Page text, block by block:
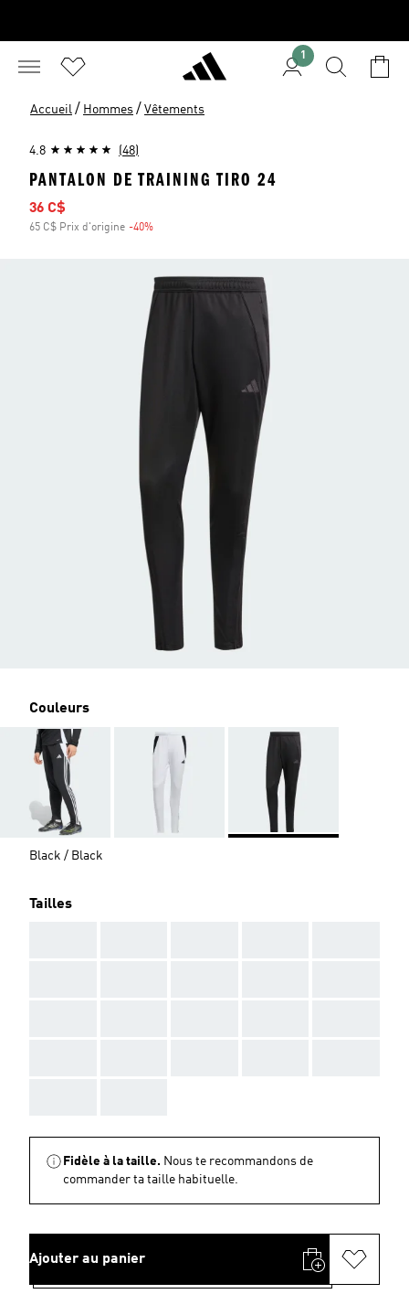
1
Accueil / Hommes / Vêtements
4.8 (48)
PANTALON DE TRAINING TIRO 24
Prix soldé
36 C$
65 C$ Prix d'origine -40%
Couleurs
Black / Black
Tailles
Fidèle à la taille. Nous te recommandons de
commander ta taille habituelle.
Ajouter au panier